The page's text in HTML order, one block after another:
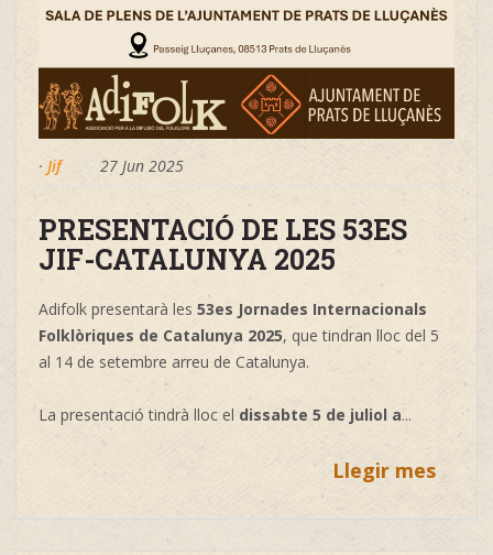
· Jif 27 Jun 2025
PRESENTACIÓ DE LES 53ES
JIF-CATALUNYA 2025
Adifolk presentarà les 53es Jornades Internacionals
Folklòriques de Catalunya 2025, que tindran lloc del 5
al 14 de setembre arreu de Catalunya.
La presentació tindrà lloc el dissabte 5 de juliol a...
Llegir mes